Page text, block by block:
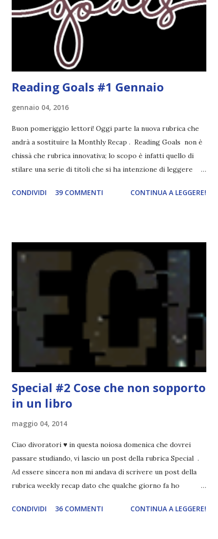
completato tre degli obiettivi della mia lista . Non importa
leggere 345.453.312 libri, ma maturare come lettore,
uscendo fuori dalla propria comfort zone. Come
partecipare Per partecipare non dovete fare altro che
Reading Goals #1 Gennaio
gennaio 04, 2016
Buon pomeriggio lettori! Oggi parte la nuova rubrica che
andrà a sostituire la Monthly Recap . Reading Goals non è
chissà che rubrica innovativa; lo scopo è infatti quello di
stilare una serie di titoli che si ha intenzione di leggere
una rubrica per tenere sotto controllo le reading
spaziare con i generi letterari e non limitarmi al fantasy.
Per farvi un esempio nel 2015 mi sembra di aver letto
troppi libri impegnativi e davvero pochi libri "leggeri", il
che non è sempre un bene. Credo che sia stata la principale
causa per il mio calo di letture. Comunque, ogni mese -
nessun giorno fisso, però - pubblicherò questo post.
Spero che la rubrica sia di vostro gradimento. GENNAIO
TBR+OBIETTIVI Questa è la mia tbr del mese...
CONDIVIDI 39 COMMENTI CONTINUA A LEGGERE!
Special #2 Cose che non sopporto
in un libro
maggio 04, 2014
Ciao divoratori ♥ in questa noiosa domenica che dovrei
passare studiando, vi lascio un post della rubrica Special .
Ad essere sincera non mi andava di scrivere un post della
rubrica weekly recap dato che qualche giorno fa ho
troppo creare un nuovo banner xD Nella puntata di oggi vi
CONDIVIDI 36 COMMENTI CONTINUA A LEGGERE!